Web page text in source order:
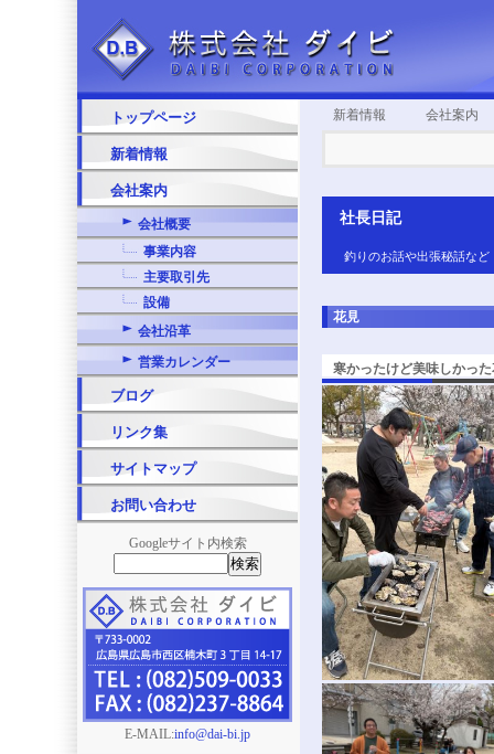
トップページ
新着情報
会社案内
会社概要
事業内容
主要取引先
設備
会社沿革
営業カレンダー
ブログ
リンク集
サイトマップ
お問い合わせ
Googleサイト内検索
E-MAIL:info@dai-bi.jp
新着情報 会社案内
社長日記
釣りのお話や出張秘話など
花見
寒かったけど美味しかっ